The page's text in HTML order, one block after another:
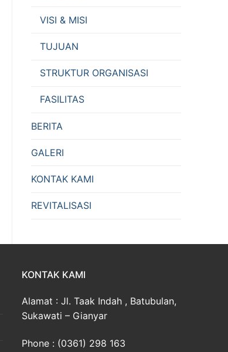
VISI & MISI
TUJUAN
STRUKTUR ORGANISASI
FASILITAS
BERITA
GALERI
KONTAK KAMI
REVITALISASI
KONTAK KAMI
Alamat : Jl. Taak Indah , Batubulan,
Sukawati – Gianyar
Phone : (0361) 298 163